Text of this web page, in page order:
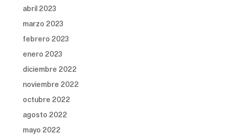
abril 2023
marzo 2023
febrero 2023
enero 2023
diciembre 2022
noviembre 2022
octubre 2022
agosto 2022
mayo 2022